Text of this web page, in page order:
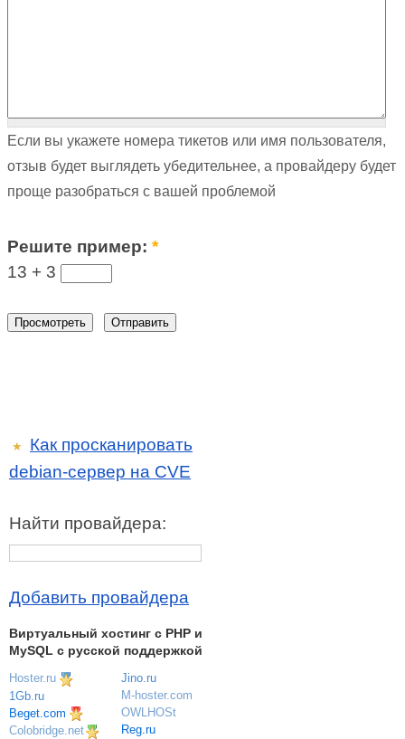
Если вы укажете номера тикетов или имя пользователя,
отзыв будет выглядеть убедительнее, а провайдеру будет
проще разобраться с вашей проблемой
Решите пример:*
13 + 3
★
Как просканировать
debian-сервер на CVE
Найти провайдера:
Добавить провайдера
Виртуальный хостинг c PHP и
MySQL с русской поддержкой
Hoster.ru
1Gb.ru
Beget.com
Colobridge.net
Jino.ru
M-hoster.com
OWLHOSt
Reg.ru